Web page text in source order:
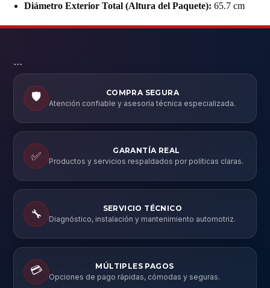
Diámetro Exterior Total (Altura del Paquete): 65.7 cm
```
🛡️
COMPRA SEGURA
Atención confiable y asesoría técnica especializada.
✅
GARANTÍA REAL
Productos y servicios respaldados por políticas claras.
🔧
SERVICIO TÉCNICO
Diagnóstico, instalación y mantenimiento automotriz.
💳
MÚLTIPLES PAGOS
Opciones de pago rápidas, cómodas y seguras.